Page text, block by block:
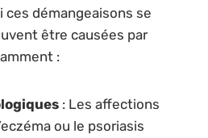
démangeaisons se
être causées par
:
: Les affections
ou le psoriasis